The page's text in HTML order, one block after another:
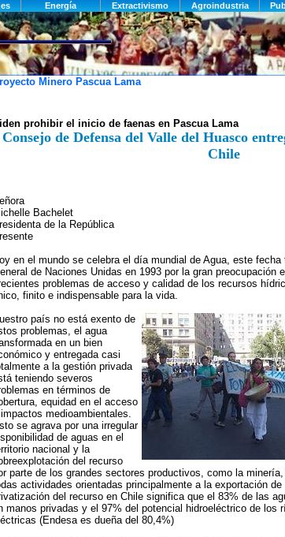
Minero Pascua Lama
prohibir el inicio de faenas en Pascua Lama
Consejo de Defensa del Valle del Huasco
Chile
Bachelet
de la República
en el mundo se celebra el día mundial de Agua, este
de Naciones Unidas en 1993 por la gran preocupación
problemas de acceso y calidad de los recursos
finito e indispensable para la vida.
país no está exento de
problemas, el agua
en un bien
y entregada casi
a la gestión privada
teniendo severos
en términos de
equidad en el acceso
medioambientales.
se agrava por una irregular
de aguas en el
nacional y la
del recurso
parte de los grandes sectores productivos, como la
actividades orientadas principalmente a la exportación
del recurso en Chile significa que el 83% de las
manos privadas y el 97% del potencial hidroeléctrico de los
(Endesa es dueña del 80,4%)